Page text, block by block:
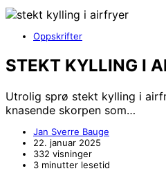
Oppskrifter
STEKT KYLLING I
Utrolig sprø stekt kylling i
knasende skorpen som…
Jan Sverre Bauge
22. januar 2025
332 visninger
3 minutter lesetid